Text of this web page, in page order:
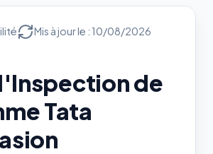
Mis à jour le : 10/08/2026
de
Tata